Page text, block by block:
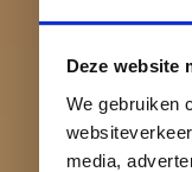
Deze website
We gebruiken
media,